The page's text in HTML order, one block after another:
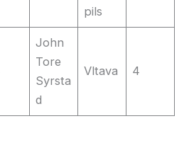
pils
John
Tore
Syrsta
d
Vltava 4